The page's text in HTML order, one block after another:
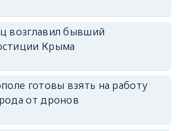
erid: 2SDnjdPjgYS
возглавил бывший
Крыма
готовы взять на работу
от дронов